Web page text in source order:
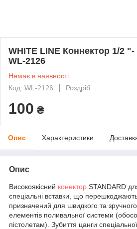
WHITE LINE Коннектор 1/2 "-
WL-2126
Немає в наявності
Код: WL-2126
Роздріб
100 ₴
Опис Характеристики
Опис
Високоякісний конектор STANDARD
спеціальні вставки, що
призначений для швидкого та
елементів поливальної системи
пістолетам). Зубиття цанги